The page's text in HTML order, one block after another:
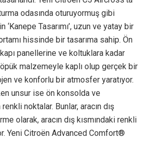
odasında oturuyormuş gibi
‘Kanepe Tasarımı’, uzun ve yatay bir
hissinde bir tasarıma sahip. Ön
panellerine ve koltuklara kadar
malzemeyle kaplı olup gerçek bir
ve konforlu bir atmosfer yaratıyor.
unsur ise ön konsolda ve
noktalar. Bunlar, aracın dış
olarak, aracın dış kısmındaki renkli
Yeni Citroën Advanced Comfort®